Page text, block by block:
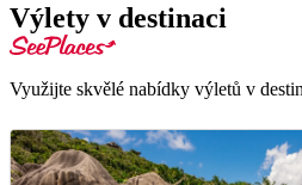
Výlety v destinaci
Využijte skvělé nabídky výletů v